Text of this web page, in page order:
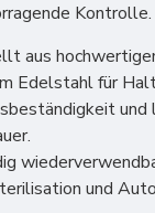
Kontrolle.
aus
Edelstahl für
und
und